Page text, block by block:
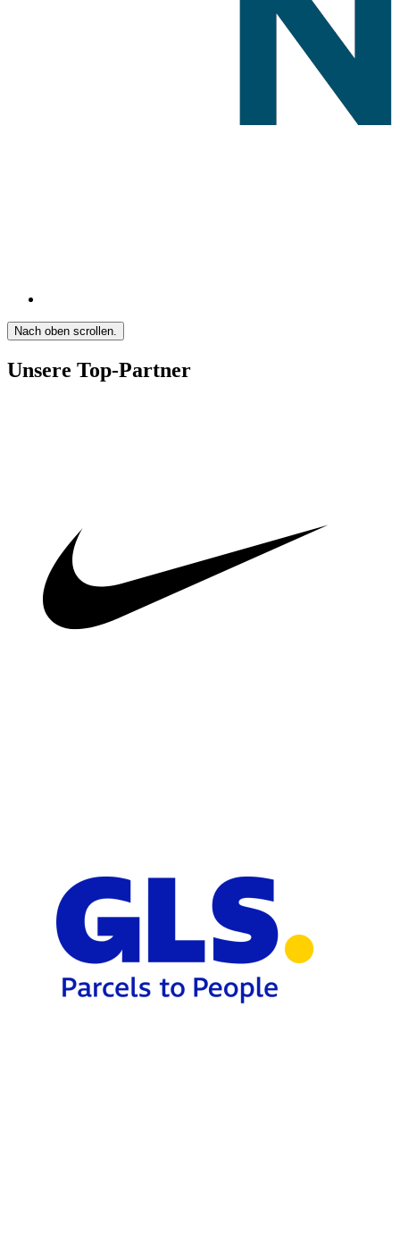
Nach oben scrollen.
Unsere Top-Partner